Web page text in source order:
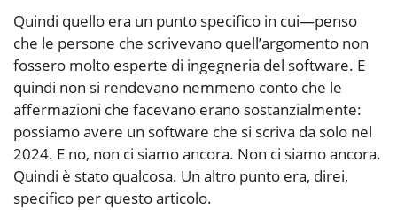
Quindi quello era un punto specifico in cui—penso
che le persone che scrivevano quell’argomento non
fossero molto esperte di ingegneria del software. E
quindi non si rendevano nemmeno conto che le
affermazioni che facevano erano sostanzialmente:
possiamo avere un software che si scriva da solo nel
2024. E no, non ci siamo ancora. Non ci siamo ancora.
Quindi è stato qualcosa. Un altro punto era, direi,
specifico per questo articolo.